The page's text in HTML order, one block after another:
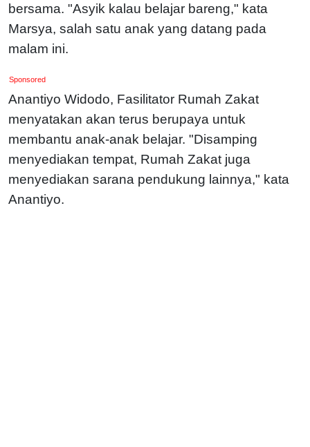
bersama. "Asyik kalau belajar bareng," kata
Marsya, salah satu anak yang datang pada
malam ini.
Sponsored
Anantiyo Widodo, Fasilitator Rumah Zakat
menyatakan akan terus berupaya untuk
membantu anak-anak belajar. "Disamping
menyediakan tempat, Rumah Zakat juga
menyediakan sarana pendukung lainnya," kata
Anantiyo.